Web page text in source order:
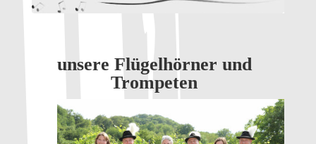
unsere Flügelhörner und
Trompeten